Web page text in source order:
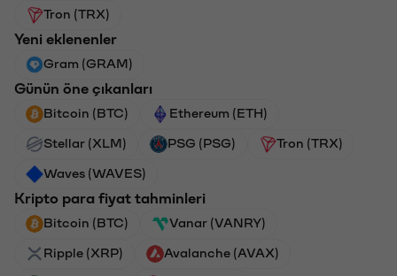
Tron (TRX)
Yeni eklenenler
Gram (GRAM)
Günün öne çıkanları
Bitcoin (BTC) Ethereum (ETH)
Stellar (XLM) PSG (PSG) Tron (TRX)
Waves (WAVES)
Kripto para fiyat tahminleri
Bitcoin (BTC) Vanar (VANRY)
Ripple (XRP) Avalanche (AVAX)